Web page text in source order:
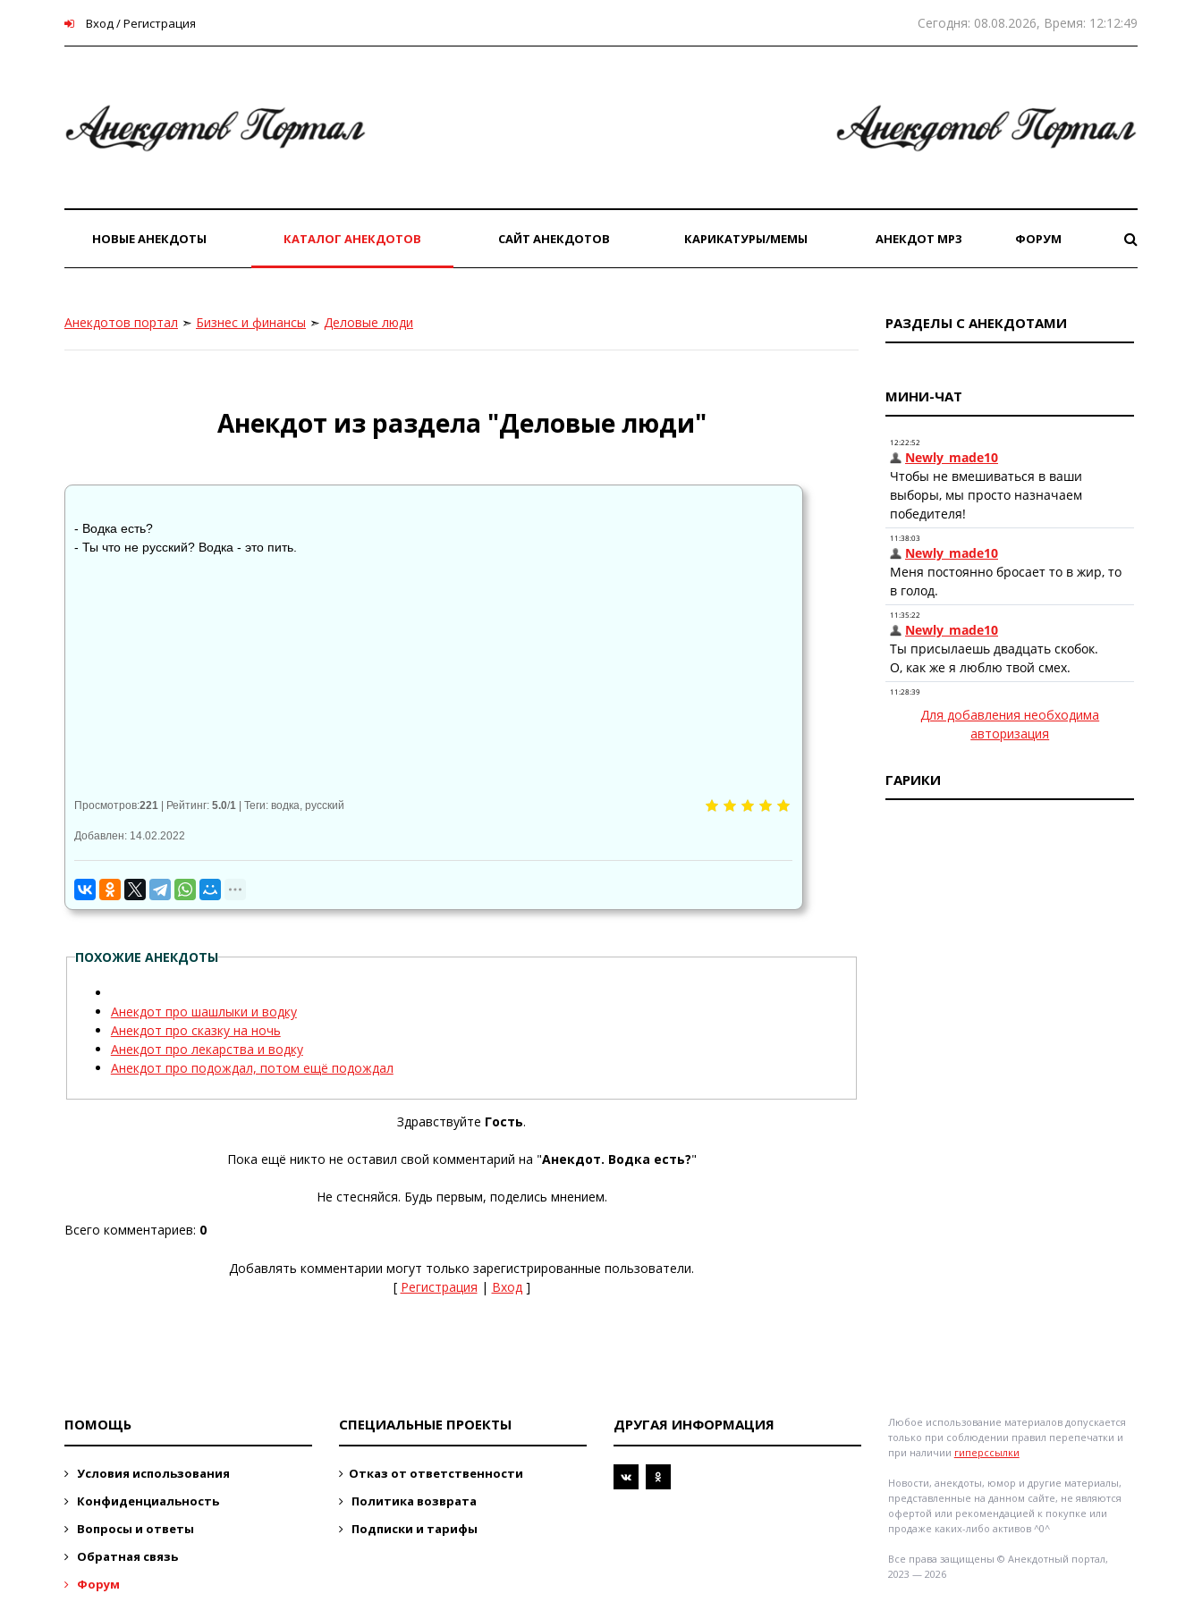
Вход / Регистрация Сегодня: 08.08.2026, Время: 12:12:49
НОВЫЕ АНЕКДОТЫ КАТАЛОГ АНЕКДОТОВ САЙТ АНЕКДОТОВ КАРИКАТУРЫ/МЕМЫ АНЕКДОТ MP3 ФОРУМ
Анекдотов портал ➣ Бизнес и финансы ➣ Деловые люди
Анекдот из раздела "Деловые люди"
- Водка есть?
- Ты что не русский? Водка - это пить.
Просмотров:221 | Рейтинг: 5.0/1 | Теги: водка русский
Добавлен: 14.02.2022
ПОХОЖИЕ АНЕКДОТЫ
Анекдот про шашлыки и водку
Анекдот про сказку на ночь
Анекдот про лекарства и водку
Анекдот про подождал, потом ещё подождал
Здравствуйте Гость.
Пока ещё никто не оставил свой комментарий на "Анекдот. Водка есть?"
Не стесняйся. Будь первым, поделись мнением.
Всего комментариев: 0
Добавлять комментарии могут только зарегистрированные пользователи.
[ Регистрация | Вход]
РАЗДЕЛЫ С АНЕКДОТАМИ
МИНИ-ЧАТ
Для добавления необходима
авторизация
ГАРИКИ
ПОМОЩЬ
Условия использования
Конфиденциальность
Вопросы и ответы
Обратная связь
Форум
СПЕЦИАЛЬНЫЕ ПРОЕКТЫ
Отказ от ответственности
Политика возврата
Подписки и тарифы
ДРУГАЯ ИНФОРМАЦИЯ
Любое использование материалов допускается
только при соблюдении правил перепечатки и
при наличии гиперссылки
Новости, анекдоты, юмор и другие материалы,
представленные на данном сайте, не являются
офертой или рекомендацией к покупке или
продаже каких-либо активов ^0^
Все права защищены © Анекдотный портал,
2023 — 2026